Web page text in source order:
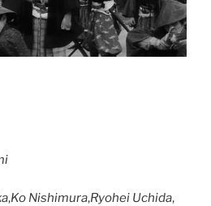
,Ko Nishimura,Ryohei Uchida,